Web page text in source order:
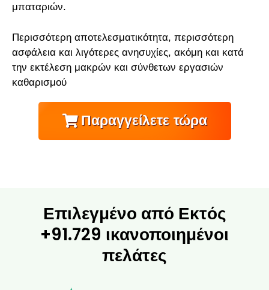
μπαταριών.
Περισσότερη αποτελεσματικότητα, περισσότερη
ασφάλεια και λιγότερες ανησυχίες, ακόμη και κατά
την εκτέλεση μακρών και σύνθετων εργασιών
καθαρισμού
Παραγγείλετε τώρα
Επιλεγμένο από Εκτός
+91.729 ικανοποιημένοι
πελάτες